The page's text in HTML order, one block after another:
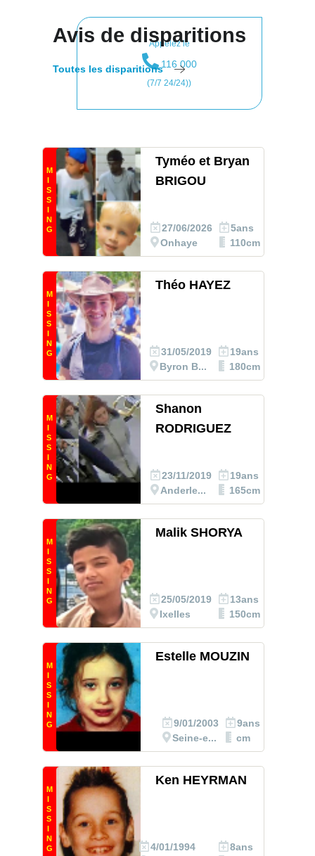
Appelez le
116 000
(7/7 24/24))
Avis de disparitions
Toutes les disparitions
M
S
S
N
G
Tyméo et Bryan
BRIGOU
27/06/2026
Onhaye
5ans
110cm
M
S
S
N
G
Théo HAYEZ
31/05/2019
Byron B...
19ans
180cm
M
S
S
N
G
Shanon
RODRIGUEZ
23/11/2019
Anderle...
19ans
165cm
M
S
S
N
G
Malik SHORYA
25/05/2019
Ixelles
13ans
150cm
M
S
S
N
G
Estelle MOUZIN
9/01/2003
Seine-e...
9ans
cm
M
S
S
N
G
Ken HEYRMAN
4/01/1994 8ans